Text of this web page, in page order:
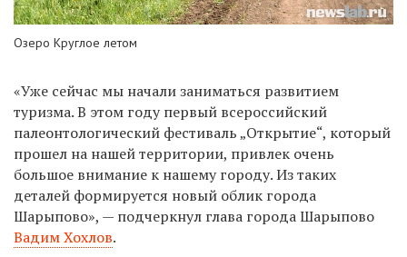
Озеро Круглое летом
«Уже сейчас мы начали заниматься развитием
туризма. В этом году первый всероссийский
палеонтологический фестиваль „Открытие“, который
прошел на нашей территории, привлек очень
большое внимание к нашему городу. Из таких
деталей формируется новый облик города
Шарыпово», — подчеркнул глава города Шарыпово
Вадим Хохлов.